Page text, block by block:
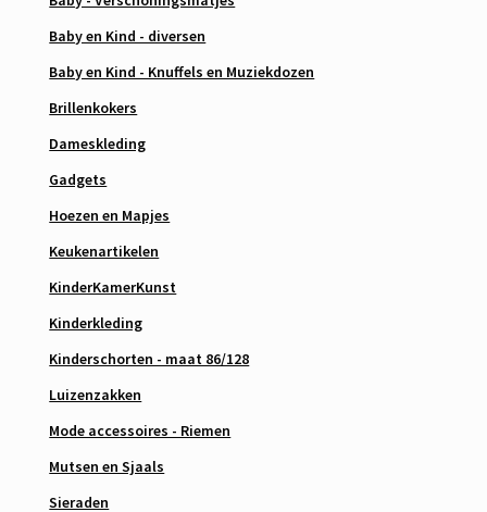
Baby en Kind - diversen
Baby en Kind - Knuffels en Muziekdozen
Brillenkokers
Dameskleding
Gadgets
Hoezen en Mapjes
Keukenartikelen
KinderKamerKunst
Kinderkleding
Kinderschorten - maat 86/128
Luizenzakken
Mode accessoires - Riemen
Mutsen en Sjaals
Sieraden